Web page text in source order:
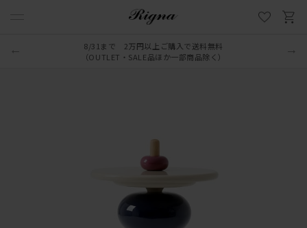
8/31まで 2万円以上ご購入で送料無料
（OUTLET・SALE品ほか一部商品除く）